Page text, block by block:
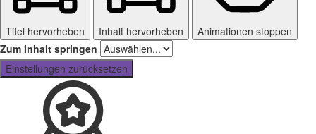
Titel hervorheben Inhalt hervorheben
Animationen stoppen
Zum Inhalt springen
Einstellungen zurücksetzen